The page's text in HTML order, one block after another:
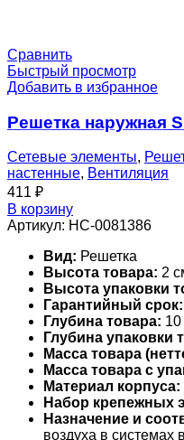
Сравнить
Быстрый просмотр
Добавить в избранное
Решетка наружная
Сетевые элементы,
настенные, Вентиляция
411 ₽
В корзину
Артикул: НС-0081386
Вид: Решетка
Высота товара: 2
Высота упаковки
Гарантийный срок:
Глубина товара:
Глубина упаковки
Масса товара
Масса товара с
Материал корпуса:
Набор крепежных
Назначение и
воздуха в системах